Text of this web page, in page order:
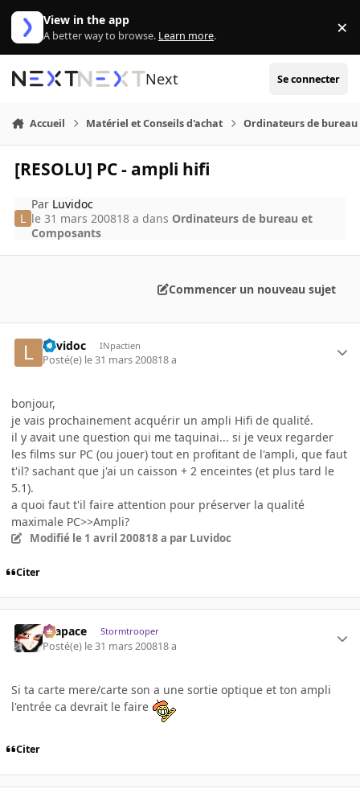
Aller au contenu
View in the app
A better way to browse. Learn more. ×
Next Se connecter
Accueil Matériel et Conseils d'achat Ordinateurs de bureau
[RESOLU] PC - ampli hifi
Par Luvidoc
le 31 mars 200818 a dans Ordinateurs de bureau et
Composants
Commencer un nouveau sujet
Luvidoc INpactien
Posté(e) le 31 mars 200818 a
bonjour,
je vais prochainement acquérir un ampli Hifi de qualité.
il y avait une question qui me taquinai... si je veux regarder
les films sur PC (ou jouer) tout en profitant de l'ampli, que faut
t'il? sachant que j'ai un caisson + 2 enceintes (et plus tard le
5.1).
a quoi faut t'il faire attention pour préserver la qualité
maximale PC>>Ampli?
Modifié le 1 avril 200818 a par Luvidoc
Citer
Krapace Stormtrooper
Posté(e) le 31 mars 200818 a
Si ta carte mere/carte son a une sortie optique et ton ampli
l'entrée ca devrait le faire
Citer